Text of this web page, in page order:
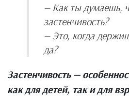
— Как ты думаешь,
застенчивость?
— Это, когда
да?
Застенчивость —
как для детей, так и для